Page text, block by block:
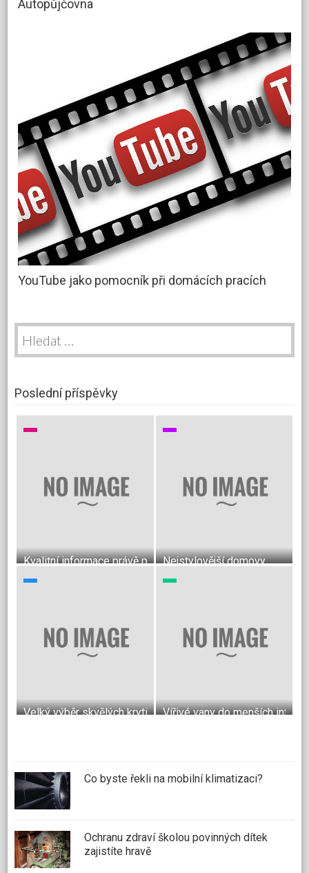
Autopůjčovna
YouTube jako pomocník při domácích pracích
Vyhledávání
Poslední příspěvky
Kvalitní informace právě pro vásNejstylovější domovy
Velký výběr skvělých krytin do bytuVířivé vany do menších
Co byste řekli na mobilní klimatizaci?
Ochranu zdraví školou povinných dítek
zajistíte hravě